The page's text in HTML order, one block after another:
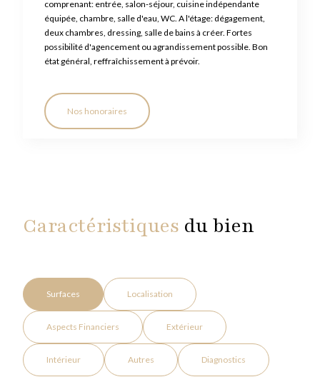
comprenant: entrée, salon-séjour, cuisine indépendante
équipée, chambre, salle d'eau, WC. A l'étage: dégagement,
deux chambres, dressing, salle de bains à créer. Fortes
possibilité d'agencement ou agrandissement possible. Bon
état général, reffraîchissement à prévoir.
Nos honoraires
Caractéristiques du bien
Surfaces Localisation
Aspects Financiers Extérieur
Intérieur Autres Diagnostics